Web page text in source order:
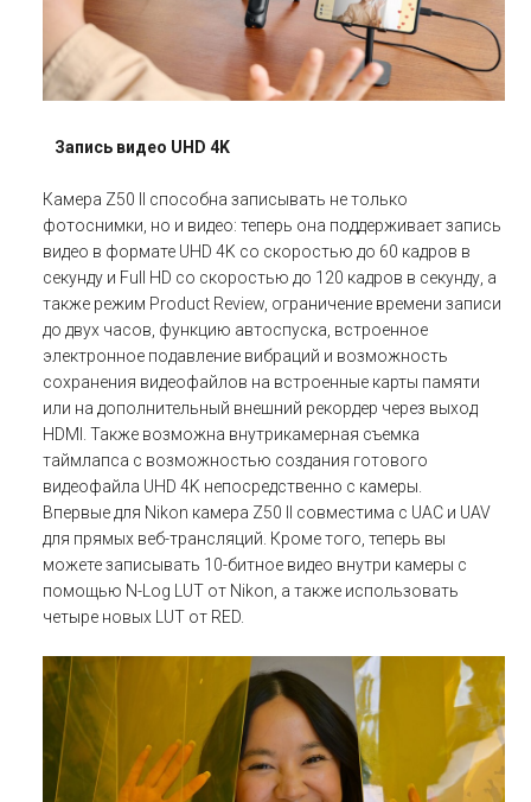
Запись видео UHD 4K
Камера Z50 II способна записывать не только
фотоснимки, но и видео: теперь она поддерживает запись
видео в формате UHD 4K со скоростью до 60 кадров в
секунду и Full HD со скоростью до 120 кадров в секунду, а
также режим Product Review, ограничение времени записи
до двух часов, функцию автоспуска, встроенное
электронное подавление вибраций и возможность
сохранения видеофайлов на встроенные карты памяти
или на дополнительный внешний рекордер через выход
HDMI. Также возможна внутрикамерная съемка
таймлапса с возможностью создания готового
видеофайла UHD 4K непосредственно с камеры.
Впервые для Nikon камера Z50 II совместима с UAC и UAV
для прямых веб-трансляций. Кроме того, теперь вы
можете записывать 10-битное видео внутри камеры с
помощью N-Log LUT от Nikon, а также использовать
четыре новых LUT от RED.